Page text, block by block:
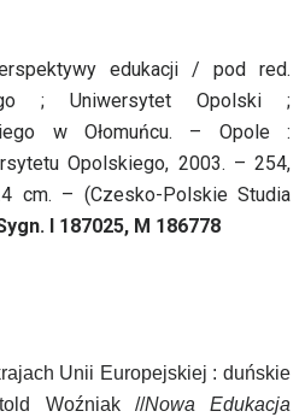
edukacji / pod red.
; Uniwersytet Opolski ;
w Ołomuńcu. – Opole :
Opolskiego, 2003. – 254,
cm. – (Czesko-Polskie Studia
I 187025, M 186778
Unii Europejskiej : duńskie
Woźniak //Nowa Edukacja